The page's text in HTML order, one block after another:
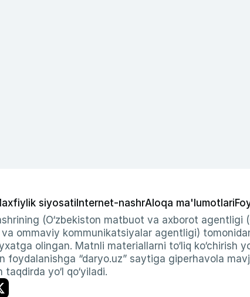
siyosati Internet-nashrAloqa ma'lumotlari
(O‘zbekiston matbuot va axborot agentligi
ommaviy kommunikatsiyalar agentligi)
olingan. Matnli materiallarni to‘liq
foydalanishga “daryo.uz” saytiga giperhavola
yo‘l qo‘yiladi.